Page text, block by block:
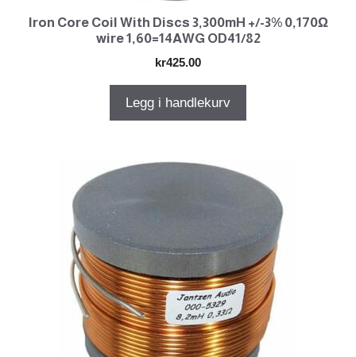
Iron Core Coil With Discs 3,300mH +/-3% 0,170Ω
wire 1,60=14AWG OD41/82
kr425.00
Legg i handlekurv